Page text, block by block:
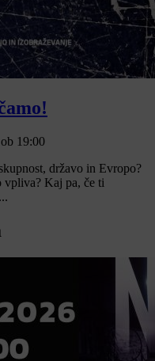
ob 19:00
državo in Evropo?
vpliva? Kaj pa, če ti